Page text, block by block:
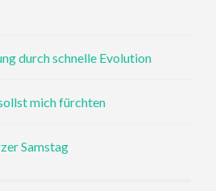
durch schnelle Evolution
mich fürchten
Samstag